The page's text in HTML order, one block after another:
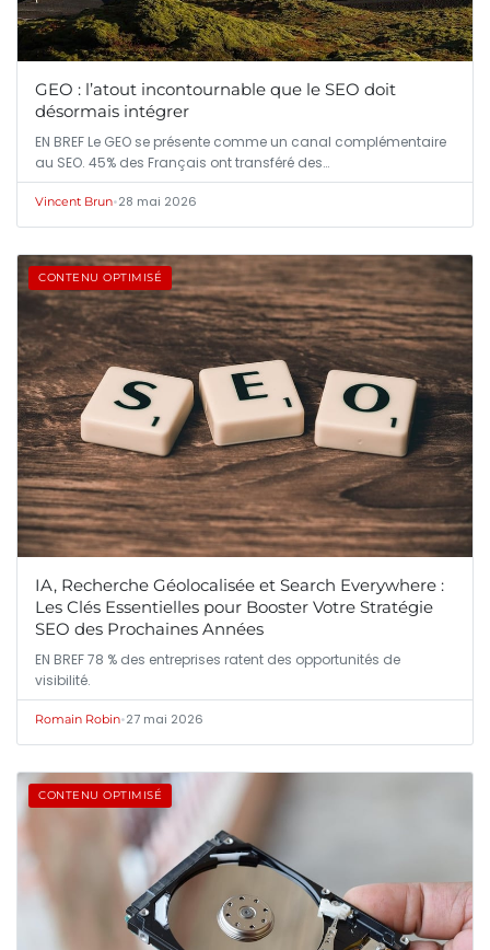
GEO : l’atout incontournable que le SEO doit
désormais intégrer
EN BREF Le GEO se présente comme un canal complémentaire
au SEO. 45% des Français ont transféré des…
Vincent Brun•28 mai 2026
CONTENU OPTIMISÉ
IA, Recherche Géolocalisée et Search Everywhere :
Les Clés Essentielles pour Booster Votre Stratégie
SEO des Prochaines Années
EN BREF 78 % des entreprises ratent des opportunités de
visibilité.
Romain Robin•27 mai 2026
CONTENU OPTIMISÉ